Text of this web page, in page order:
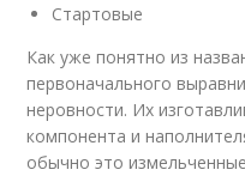
Стартовые
Как уже понятно из
первоначального
неровности. Их
компонента и
обычно это